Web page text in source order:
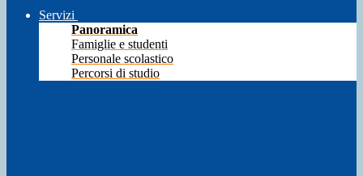
Servizi
Panoramica
Famiglie e studenti
Personale scolastico
Percorsi di studio